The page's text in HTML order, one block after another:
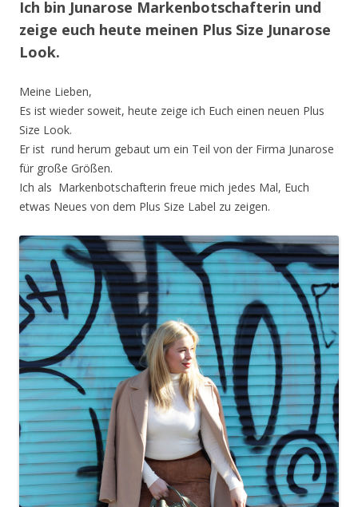
Ich bin Junarose Markenbotschafterin und
zeige euch heute meinen Plus Size Junarose
Look.
Meine Lieben,
Es ist wieder soweit, heute zeige ich Euch einen neuen Plus
Size Look.
Er ist rund herum gebaut um ein Teil von der Firma Junarose
für große Größen.
Ich als Markenbotschafterin freue mich jedes Mal, Euch
etwas Neues von dem Plus Size Label zu zeigen.